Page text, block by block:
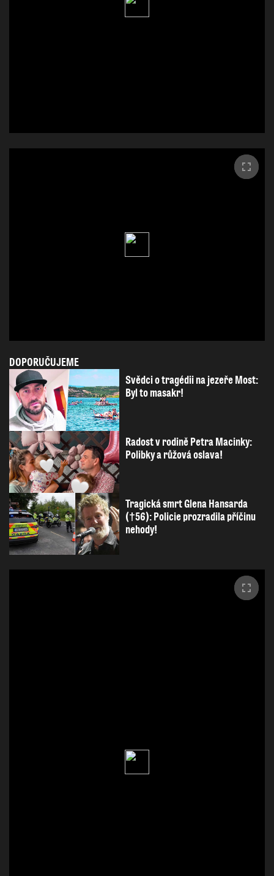
DOPORUČUJEME
Svědci o tragédii na jezeře Most:
Byl to masakr!
Radost v rodině Petra Macinky:
Polibky a růžová oslava!
Tragická smrt Glena Hansarda
(†56): Policie prozradila příčinu
nehody!